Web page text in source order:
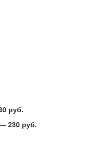
руб.
230 руб.